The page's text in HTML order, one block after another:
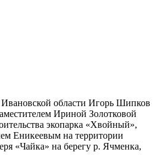
области Игорь Шипков
Ириной Золотковой
экопарка «Хвойный»,
Еникеевым на территории
«Чайка» на берегу р. Ячменка,